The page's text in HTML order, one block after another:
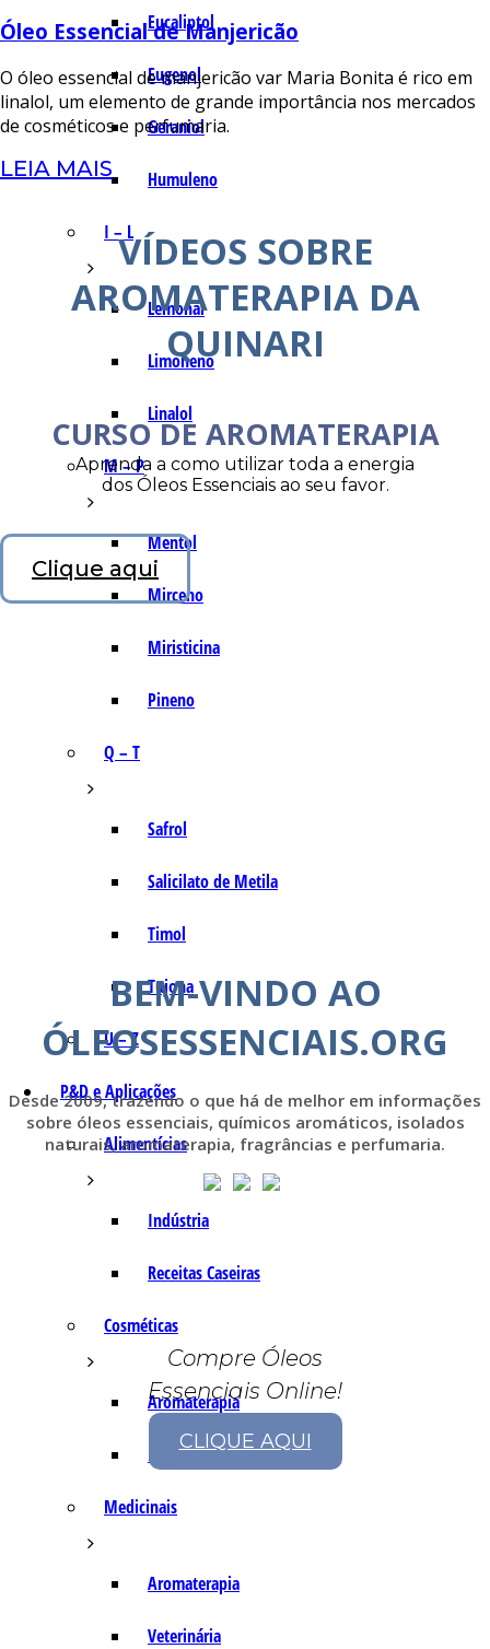
Eucaliptol
Eugenol
Geraniol
Humuleno
I – L
Lemonal
Limoneno
Linalol
M – P
Mentol
Mirceno
Miristicina
Pineno
Q – T
Safrol
Salicilato de Metila
Timol
Tujona
U – Z
P&D e Aplicações
Alimentícias
Indústria
Receitas Caseiras
Cosméticas
Aromaterapia
Fórmulas Caseiras
Medicinais
Aromaterapia
Veterinária
Óleo Essencial de Manjericão
O óleo essencial de manjericão var Maria Bonita é rico em
linalol, um elemento de grande importância nos mercados
de cosméticos e perfumaria.
LEIA MAIS
VÍDEOS SOBRE
AROMATERAPIA DA
QUINARI
CURSO DE AROMATERAPIA
Aprenda a como utilizar toda a energia
dos Óleos Essenciais ao seu favor.
Clique aqui
BEM-VINDO AO
ÓLEOSESSENCIAIS.ORG
Desde 2009, trazendo o que há de melhor em informações
sobre óleos essenciais, químicos aromáticos, isolados
naturais, aromaterapia, fragrâncias e perfumaria.
Compre Óleos
Essenciais Online!
CLIQUE AQUI